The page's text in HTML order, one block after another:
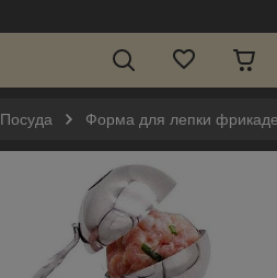
Посуда Форма для лепки